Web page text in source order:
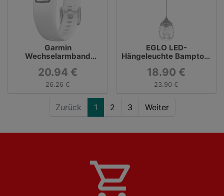
Garmin
Wechselarmband
(S/M)
20.94 €
26.26 €
EGLO LED-
Hängeleuchte Bampton,
18.90 €
23.90 €
Zurück 1 2 3 Weiter
shopping_cart